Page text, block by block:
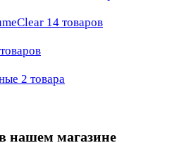
14 товаров
2 товара
нашем магазине